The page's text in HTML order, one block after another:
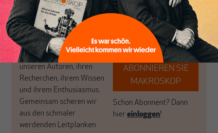
haben einen Blick auf
Geld, Wirtschaft und
Politik, den Sie so
woanders nicht finden.
Dabei leben wir von
unseren Autoren, ihren
Recherchen, ihrem Wissen
und ihrem Enthusiasmus.
Gemeinsam scheren wir
aus den schmaler
werdenden Leitplanken
Brauchen Sie auch frische
Luft? Dann folgen Sie
einfach dem Button.
ABONNIEREN SIE
MAKROSKOP
Schon Abonnent? Dann
hiereinloggen!